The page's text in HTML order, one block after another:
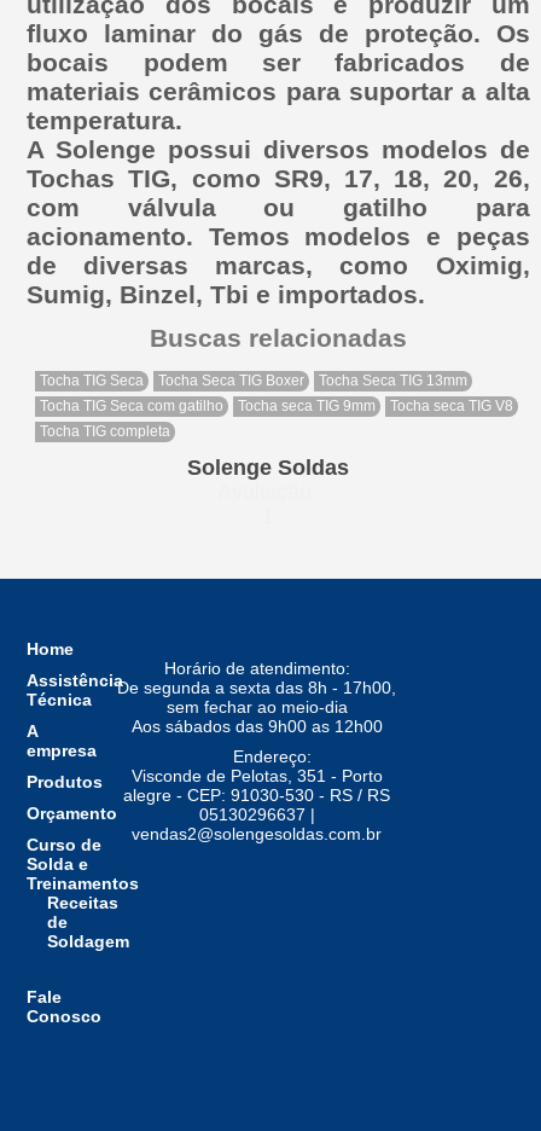
fluxo laminar do gás de proteção. Os
bocais podem ser fabricados de
materiais cerâmicos para suportar a alta
temperatura.
A Solenge possui diversos modelos de
Tochas TIG, como SR9, 17, 18, 20, 26,
com válvula ou gatilho para
acionamento. Temos modelos e peças
de diversas marcas, como Oximig,
Sumig, Binzel, Tbi e importados.
Buscas relacionadas
Tocha TIG Seca Tocha Seca TIG Boxer
Tocha Seca TIG 13mm
Tocha TIG Seca com gatilho
Tocha seca TIG 9mm
Tocha seca TIG V8
Tocha TIG completa
Solenge Soldas
Home
Assistência
Técnica
A
empresa
Produtos
Orçamento
Curso de
Solda e
Treinamentos
Receitas
de
Soldagem
Fale
Conosco
Horário de atendimento:
De segunda a sexta das 8h - 17h00,
sem fechar ao meio-dia
Aos sábados das 9h00 as 12h00
Endereço:
Visconde de Pelotas, 351 - Porto
alegre - CEP: 91030-530 - RS / RS
05130296637 |
vendas2@solengesoldas.com.br